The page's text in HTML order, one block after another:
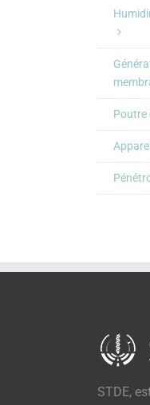
Poutre
STDE,